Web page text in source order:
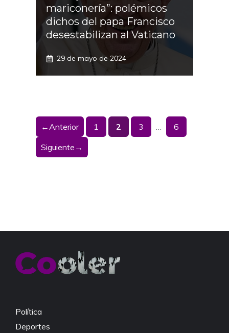
mariconería”: polémicos
dichos del papa Francisco
desestabilizan al Vaticano
29 de mayo de 2024
←Anterior Página
1 Página
2 Página
3 … Página
6
Siguiente →
Política
Deportes